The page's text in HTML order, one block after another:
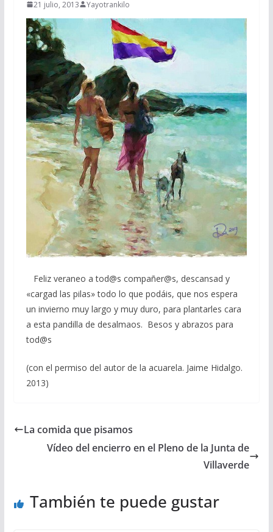
21 julio, 2013 Yayotrankilo
Feliz veraneo a tod@s compañer@s, descansad y
«cargad las pilas» todo lo que podáis, que nos espera
un invierno muy largo y muy duro, para plantarles cara
a esta pandilla de desalmaos. Besos y abrazos para
tod@s
(con el permiso del autor de la acuarela. Jaime Hidalgo.
2013)
La comida que pisamos
Vídeo del encierro en el Pleno de la Junta de
Villaverde
También te puede gustar